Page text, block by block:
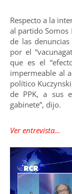
Respecto a la
al partido Somos
de las
por el
que es el
impermeable al
político
de PPK, a sus
gabinete”, dijo.
Ver entrevista…